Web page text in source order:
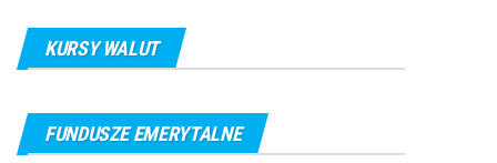
KURSY WALUT
FUNDUSZE EMERYTALNE